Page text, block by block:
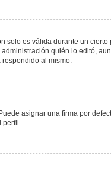
solo es válida durante un cierto
quién lo editó,
al mismo.
asignar una firma por
perfil.